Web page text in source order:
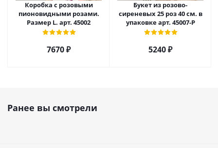
Коробка с розовыми
пионовидными розами.
Размер L. арт. 45002
7670 ₽
Букет из розово-
сиреневых 25 роз 40 см. в
упаковке арт. 45007-Р
5240 ₽
Ранее вы смотрели